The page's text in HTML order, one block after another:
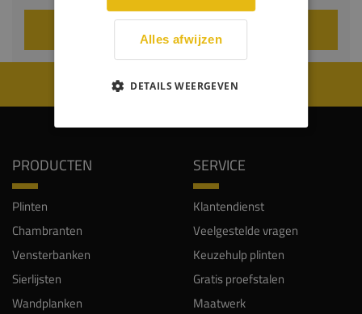
VOEG TOE AAN WINKELWAGEN
WIJ WORDEN BEOORDEELD MET EEN 8.8
PRODUCTEN
Plinten
Chambranten
Vensterbanken
Sierlijsten
Wandplanken
SERVICE
Klantendienst
Veelgestelde vragen
Keuzehulp plinten
Gratis proefstalen
Maatwerk
Alles afwijzen
DETAILS WEERGEVEN